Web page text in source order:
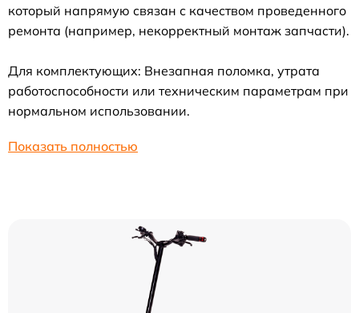
который напрямую связан с качеством проведенного
ремонта (например, некорректный монтаж запчасти).
Для комплектующих: Внезапная поломка, утрата
работоспособности или техническим параметрам при
нормальном использовании.
Показать полностью